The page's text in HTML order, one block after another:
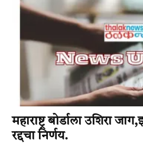
महाराष्ट्र बोर्डाला उशिरा
रद्दचा निर्णय.